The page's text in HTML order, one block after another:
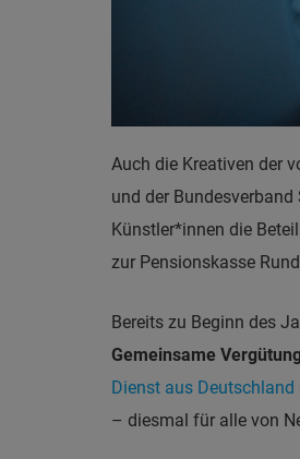
Auch die Kreativen der
und der
Künstler*innen die
zur Pensionskasse
Bereits zu Beginn des
Gemeinsame
Dienst aus Deutschland
– diesmal für alle von